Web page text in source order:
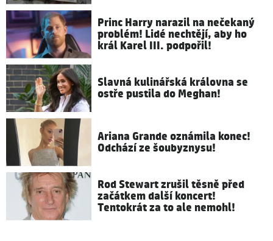
Princ Harry narazil na nečekaný
problém! Lidé nechtějí, aby ho
král Karel III. podpořil!
Slavná kulinářská královna se
ostře pustila do Meghan!
Ariana Grande oznámila konec!
Odchází ze šoubyznysu!
Rod Stewart zrušil těsně před
začátkem další koncert!
Tentokrát za to ale nemohl!